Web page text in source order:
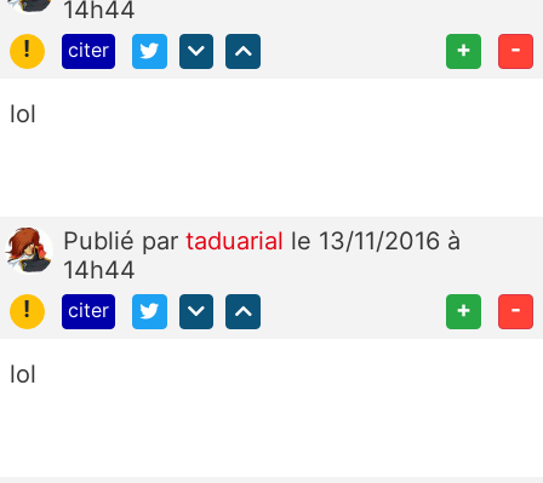
14h44
!
citer + -
lol
Publié par taduarial le 13/11/2016 à
14h44
!
citer + -
lol